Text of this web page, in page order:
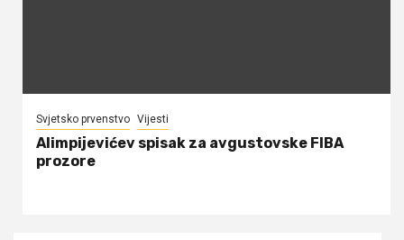
Svjetsko prvenstvo Vijesti
Alimpijevićev spisak za avgustovske FIBA
prozore